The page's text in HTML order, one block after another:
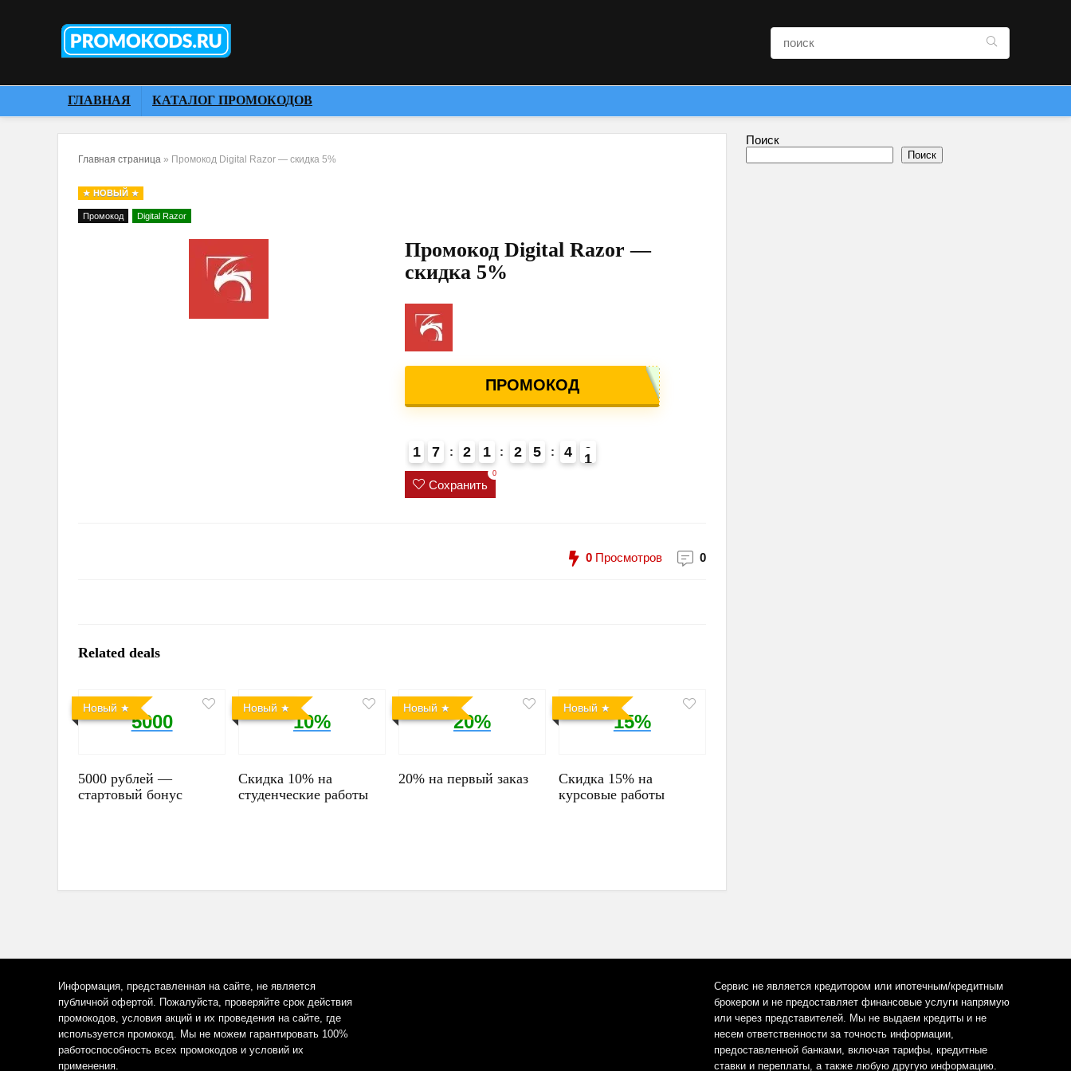
ГЛАВНАЯ КАТАЛОГ ПРОМОКОДОВ
Главная страница » Промокод Digital Razor — скидка 5%
НОВЫЙ
Промокод Digital Razor
Промокод Digital Razor —
скидка 5%
ПРОМОКОД
1
4
7 2 1 2 5 4
0
Сохранить
0
0 Просмотров 0
Related deals
Новый
5000
5000 рублей —
стартовый бонус
Новый
10%
Скидка 10% на
студенческие работы
Новый
20%
20% на первый заказ
Новый
15%
Скидка 15% на
курсовые работы
Поиск
Поиск
Информация, представленная на сайте, не является
публичной офертой. Пожалуйста, проверяйте срок действия
промокодов, условия акций и их проведения на сайте, где
используется промокод. Мы не можем гарантировать 100%
работоспособность всех промокодов и условий их
применения.
Сервис не является кредитором или ипотечным/кредитным
брокером и не предоставляет финансовые услуги напрямую
или через представителей. Мы не выдаем кредиты и не
несем ответственности за точность информации,
предоставленной банками, включая тарифы, кредитные
ставки и переплаты, а также любую другую информацию.